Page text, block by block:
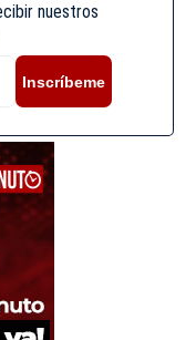
nuestros
Inscríbeme